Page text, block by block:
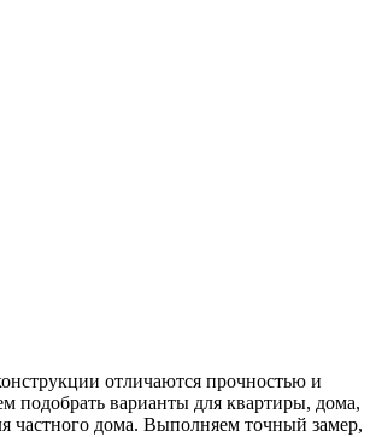
отличаются прочностью и
варианты для квартиры, дома,
частного дома. Выполняем точный замер,